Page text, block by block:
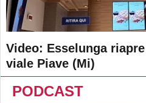
Video: Esselunga
viale Piave (Mi)
PODCAST